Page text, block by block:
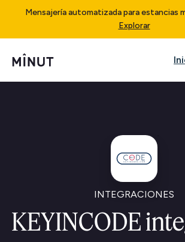
Mensajería automatizada para estancias
Explorar
INTEGRACIONES
KEYINCODE